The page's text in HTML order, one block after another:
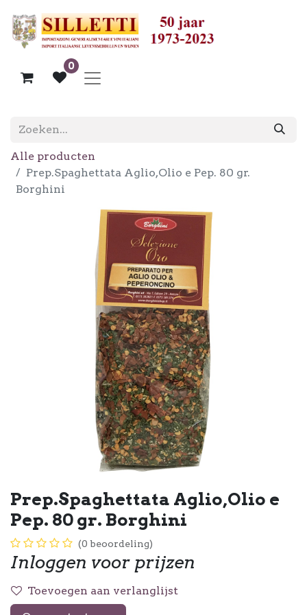
0
Alle producten
Prep.Spaghettata Aglio,Olio e Pep. 80 gr.
Borghini
Prep.Spaghettata Aglio,Olio e
Pep. 80 gr. Borghini
(0 beoordeling)
Inloggen voor prijzen
Toevoegen aan verlanglijst